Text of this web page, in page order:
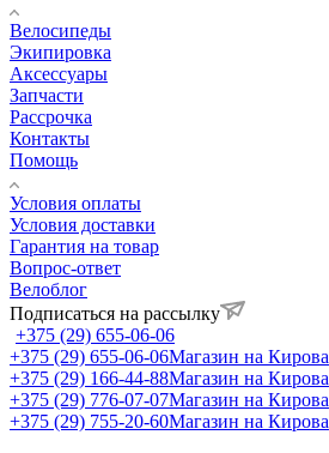
Велосипеды
Экипировка
Аксессуары
Запчасти
Рассрочка
Контакты
Помощь
Условия оплаты
Условия доставки
Гарантия на товар
Вопрос-ответ
Велоблог
Подписаться на рассылку
+375 (29) 655-06-06
+375 (29) 655-06-06Магазин на Кирова
+375 (29) 166-44-88Магазин на Кирова
+375 (29) 776-07-07Магазин на Кирова
+375 (29) 755-20-60Магазин на Кирова